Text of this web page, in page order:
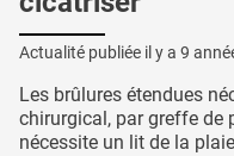
Actualité publiée il y a 9
Les brûlures étendues
chirurgical, par greffe de
nécessite un lit de la